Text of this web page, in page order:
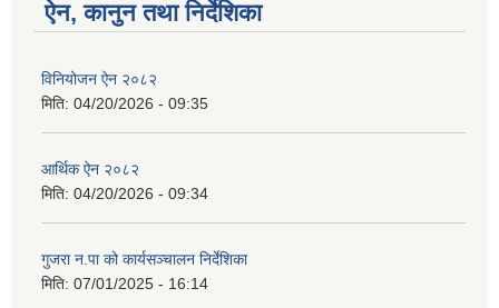
ऐन, कानुन तथा निर्देशिका
विनियोजन ऐन २०८२
मिति: 04/20/2026 - 09:35
आर्थिक ऐन २०८२
मिति: 04/20/2026 - 09:34
गुजरा न.पा को कार्यसञ्चालन निर्देशिका
मिति: 07/01/2025 - 16:14